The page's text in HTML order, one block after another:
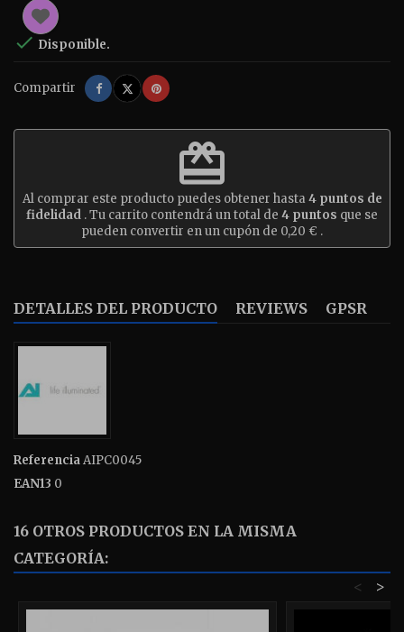
 Disponible.
Compartir Compartir
TuitearPinterest
redeem
Al comprar este producto puedes obtener hasta4puntos de
fidelidad . Tu carrito contendrá un total de 4 puntos que se
pueden convertir en un cupón de 0,20 € .
DETALLES DEL PRODUCTO REVIEWS GPSR
ReferenciaAIPC0045
EAN13 0
16 OTROS PRODUCTOS EN LA MISMA
CATEGORÍA:
>
<